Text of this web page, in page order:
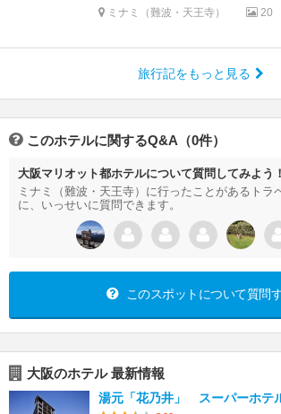
ミナミ（難波・天王寺） 20
旅行記をもっと見る
このホテルに関するQ&A（0件）
大阪マリオット都ホテルについて質問してみよう！
ミナミ（難波・天王寺）に行ったことがあるトラ
に、いっせいに質問できます。
このスポットについて質問
大阪のホテル 最新情報
湯元「花乃井」 スーパーホテ